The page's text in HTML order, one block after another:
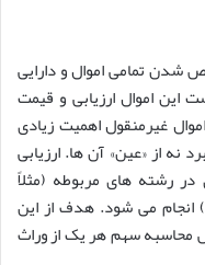
شدن تمامی اموال و دارایی
این اموال ارزیابی و قیمت
غیرمنقول اهمیت زیادی
نه از «عین» آن ها. ارزیابی
رشته های مربوطه (مثلاً
انجام می شود. هدف از این
محاسبه سهم هر یک از وراث